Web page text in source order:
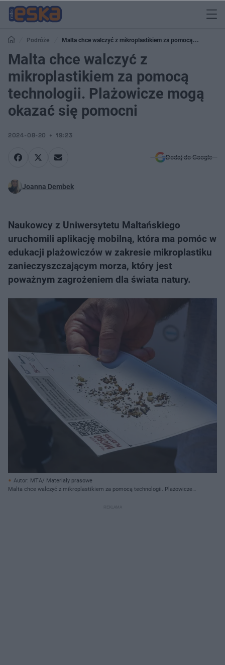
Podróże
Malta chce walczyć z mikroplastikiem za pomocą
technologii. Plażowicze mogą okazać się pomocni
Malta chce walczyć z
mikroplastikiem za pomocą
technologii. Plażowicze mogą
okazać się pomocni
2024-08-20 19:23
Dodaj do Google
Joanna Dembek
Naukowcy z Uniwersytetu Maltańskiego
uruchomili aplikację mobilną, która ma pomóc w
edukacji plażowiczów w zakresie mikroplastiku
zanieczyszczającym morza, który jest
poważnym zagrożeniem dla świata natury.
Autor: MTA/ Materiały prasowe
Malta chce walczyć z mikroplastikiem za pomocą technologii. Plażowicze